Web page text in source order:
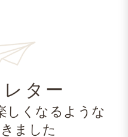
ター
しくなるような
ました